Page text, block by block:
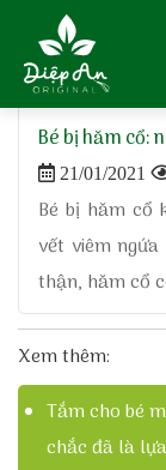
Giới thiệu Dược
Giới thiệu
Kiến thức cho mẹ
Tạp chí Diệp An Nhi
Tin tức
Home»
Bé bị hăm cổ:
21/01/2021
Bé bị hăm cổ
vết viêm
thận, hăm cổ
Xem thêm:
Tắm cho bé
chắc đã là